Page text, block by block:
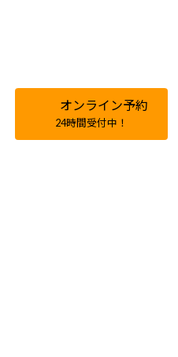
オンライン予約
24時間受付中！